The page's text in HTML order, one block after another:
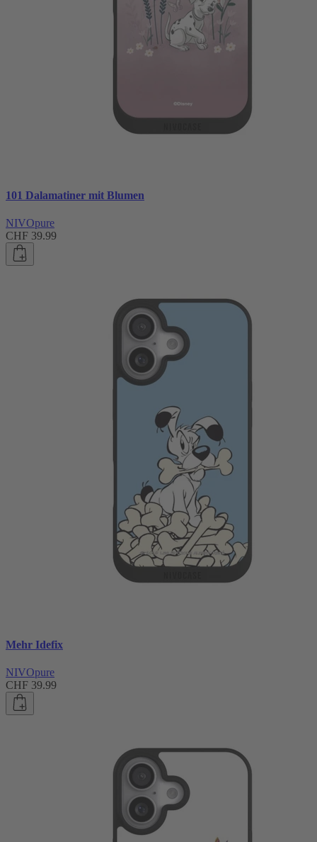
101 Dalamatiner mit Blumen
NIVOpure
CHF 39.99
Mehr Idefix
NIVOpure
CHF 39.99